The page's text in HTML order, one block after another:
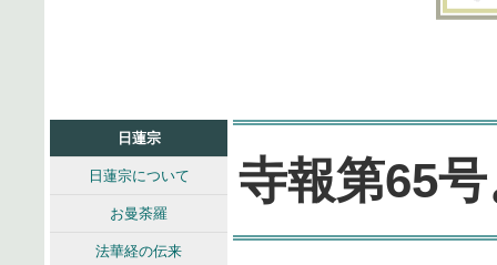
日蓮宗
日蓮宗について
お曼荼羅
法華経の伝来
寺報第65